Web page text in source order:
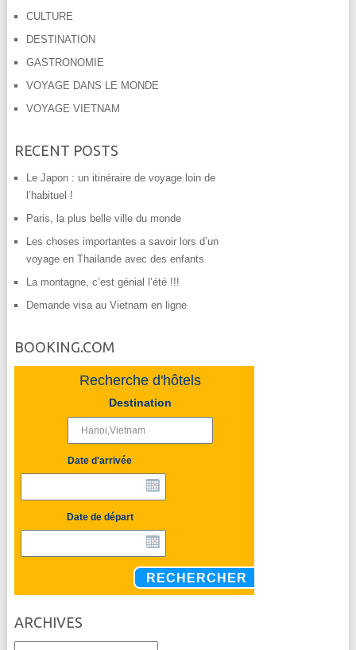
CULTURE
DESTINATION
GASTRONOMIE
VOYAGE DANS LE MONDE
VOYAGE VIETNAM
RECENT POSTS
Le Japon : un itinéraire de voyage loin de
l’habituel !
Paris, la plus belle ville du monde
Les choses importantes a savoir lors d’un
voyage en Thailande avec des enfants
La montagne, c’est génial l’été !!!
Demande visa au Vietnam en ligne
BOOKING.COM
Recherche d'hôtels
Destination
Date d'arrivée
Date de départ
RECHERCHER
ARCHIVES